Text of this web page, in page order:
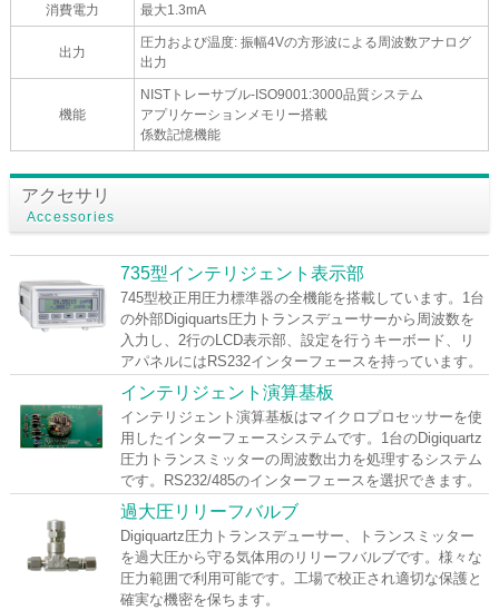
消費電力 最大1.3mA
出力
圧力および温度: 振幅4Vの方形波による周波数アナログ
出力
機能
NISTトレーサブル-ISO9001:3000品質システム
アプリケーションメモリー搭載
係数記憶機能
アクセサリ
Accessories
735型インテリジェント表示部
745型校正用圧力標準器の全機能を搭載しています。1台
の外部Digiquarts圧力トランスデューサーから周波数を
入力し、2行のLCD表示部、設定を行うキーボード、リ
アパネルにはRS232インターフェースを持っています。
インテリジェント演算基板
インテリジェント演算基板はマイクロプロセッサーを使
用したインターフェースシステムです。1台のDigiquartz
圧力トランスミッターの周波数出力を処理するシステム
です。RS232/485のインターフェースを選択できます。
過大圧リリーフバルブ
Digiquartz圧力トランスデューサー、トランスミッター
を過大圧から守る気体用のリリーフバルブです。様々な
圧力範囲で利用可能です。工場で校正され適切な保護と
確実な機密を保ちます。